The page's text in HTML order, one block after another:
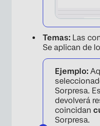
Temas: Las
Se aplican de
Ejemplo:
Sorpresa.
devolverá
coincidan
Sorpresa.